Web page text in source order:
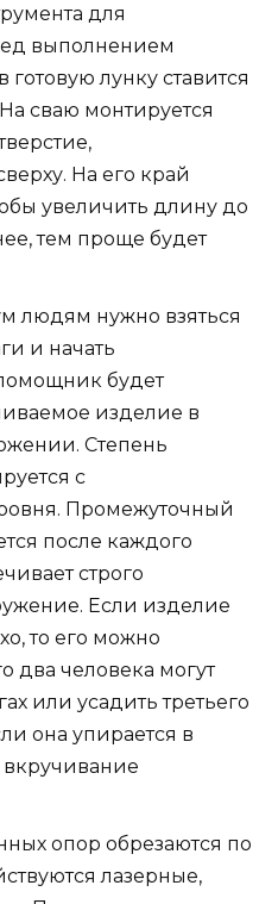
для
выполнением
лунку ставится
сваю монтируется
На его край
увеличить длину до
тем проще будет
людям нужно взяться
и начать
будет
изделие в
Степень
с
Промежуточный
после каждого
строго
Если изделие
то его можно
два человека могут
или усадить третьего
она упирается в
вкручивание
опор обрезаются по
лазерные,